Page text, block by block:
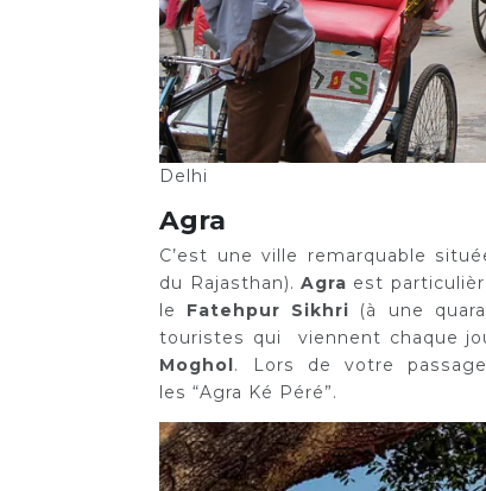
Delhi
Agra
C’est une ville remarquable
du Rajasthan).Agra est
le Fatehpur Sikhri (à une
touristes qui viennent chaque
Moghol. Lors de votre
les “Agra Ké Péré”.